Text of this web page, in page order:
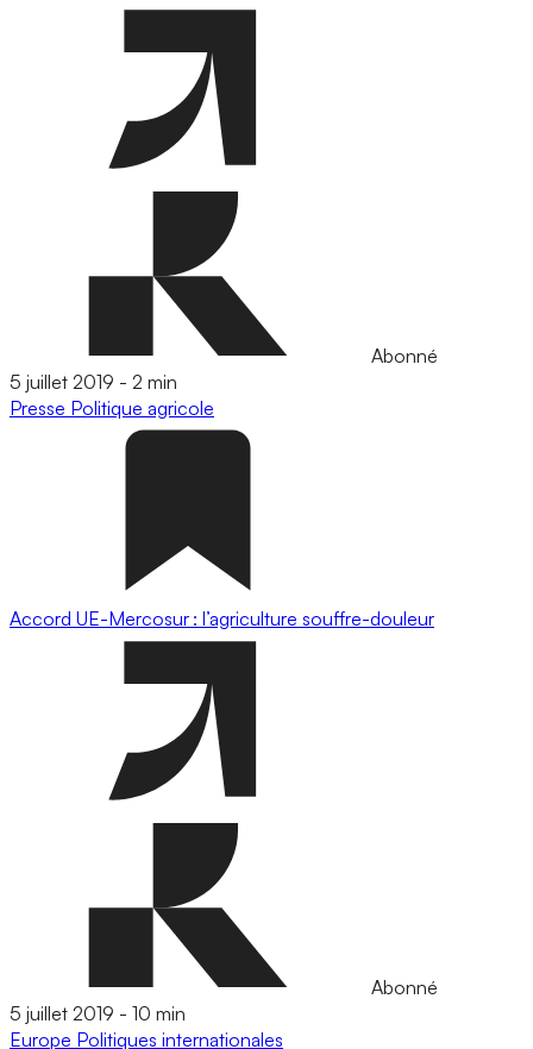
Abonné
5 juillet 2019 - 2 min
Presse Politique agricole
Accord UE-Mercosur : l’agriculture souffre-douleur
Abonné
5 juillet 2019 - 10 min
Europe Politiques internationales